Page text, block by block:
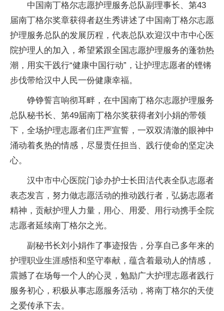
中国南丁格尔志愿护理服务总队副理事长、第43
届南丁格尔奖章获得者赵生秀讲述了中国南丁格尔志愿
护理服务总队的发展历程，代表总队欢迎汉中市中心医
院护理人的加入，希望紧跟全国志愿护理服务的蓬勃热
潮，用实干践行“健康中国行动”，让护理志愿者的铿锵
步伐带给汉中人民一份健康幸福。
铮铮誓言响彻耳畔，在中国南丁格尔志愿护理服务
总队秘书长、第49届南丁格尔奖获得者刘小娟的带领
下，全场护理志愿者们庄严宣誓，一双双清澈的眼神中
涌动着炙热的情感，尽显责任担当、践行使命的坚定决
心。
汉中市中心医院门诊办护士长田洁代表全队志愿者
表态发言，努力做志愿活动的推动践行者，弘扬志愿者
精神，贡献护理人力量，用心、用爱、用行动携手全院
志愿者延续南丁格尔之光。
副秘书长刘小娟作了事迹报告，分享自己多年来的
护理职业生涯感悟和坚守奉献，蕴含着最动人的情感，
震撼了在场每一个人的心灵，勉励广大护理志愿者践行
服务初心，积极从事志愿服务活动，将南丁格尔的天使
之爱传承下去。